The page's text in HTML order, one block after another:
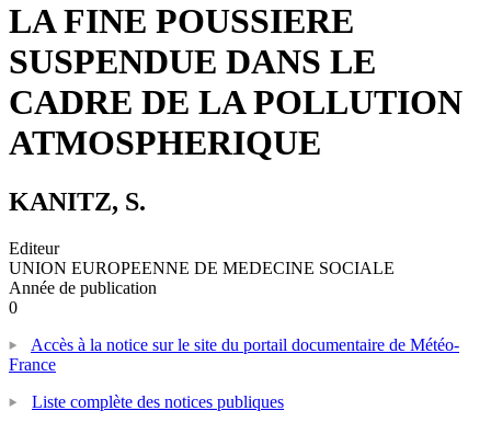
LA FINE POUSSIERE
SUSPENDUE DANS LE
CADRE DE LA POLLUTION
ATMOSPHERIQUE
KANITZ, S.
Editeur
UNION EUROPEENNE DE MEDECINE SOCIALE
Année de publication
0
Accès à la notice sur le site du portail documentaire de Météo-
France
Liste complète des notices publiques